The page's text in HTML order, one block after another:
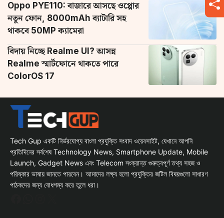
Oppo PYE110: বাজারে আসছে ওপ্পোর
নতুন ফোন, 8000mAh ব্যাটারি সহ
থাকবে 50MP ক্যামেরা
বিদায় নিচ্ছে Realme UI? আসন্ন
Realme স্মার্টফোনে থাকতে পারে
ColorOS 17
Tech Gup একটি নির্ভরযোগ্য বাংলা প্রযুক্তি সংবাদ ওয়েবসাইট, যেখানে আপনি
প্রতিদিনের সর্বশেষ Technology News, Smartphone Update, Mobile
Launch, Gadget News এবং Telecom সংক্রান্ত গুরুত্বপূর্ণ তথ্য সহজ ও
পরিষ্কার ভাষায় জানতে পারবেন। আমাদের লক্ষ্য হলো প্রযুক্তির জটিল বিষয়গুলো সাধারণ
পাঠকদের জন্য বোধগম্য করে তুলে ধরা।